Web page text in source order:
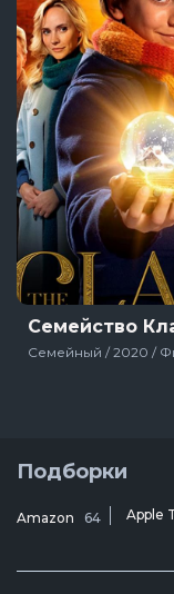
Семейство
Семейный / 2020 /
Подборки
Amazon 64 Apple